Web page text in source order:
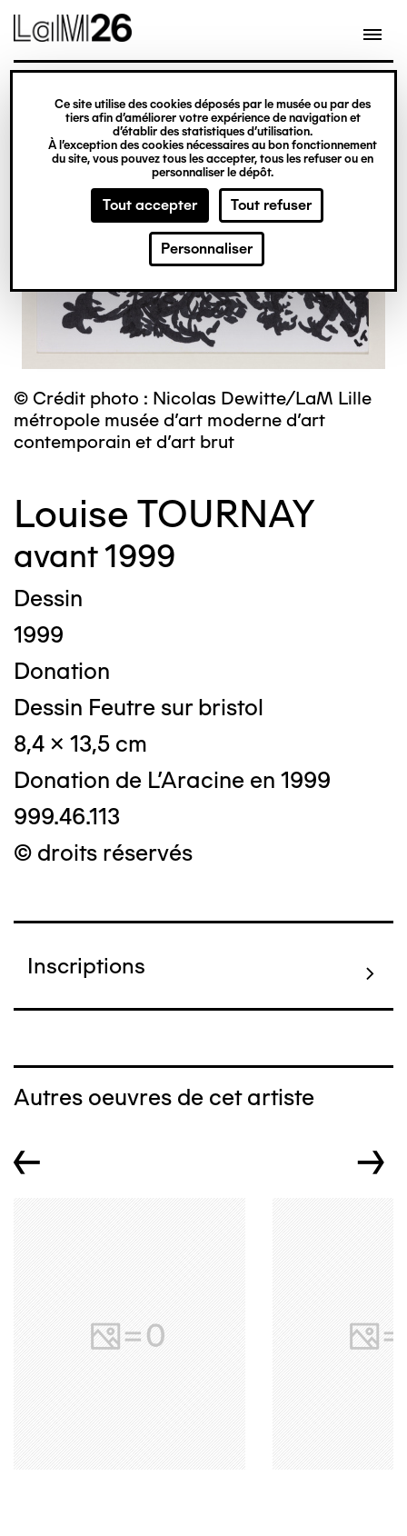
Gestion des cookies
Ce site utilise des cookies déposés par le musée ou par des
tiers afin d’améliorer votre expérience de navigation et
d’établir des statistiques d’utilisation.
À l’exception des cookies nécessaires au bon fonctionnement
du site, vous pouvez tous les accepter, tous les refuser ou en
personnaliser le dépôt.
Tout accepter Tout refuser
Personnaliser
contenu
© Crédit photo : Nicolas Dewitte/LaM Lille
métropole musée d’art moderne d’art
contemporain et d’art brut
Louise TOURNAY
avant 1999
Dessin
1999
Donation
Dessin Feutre sur bristol
8,4 x 13,5 cm
Donation de L'Aracine en 1999
999.46.113
© droits réservés
Inscriptions
Autres oeuvres de cet artiste
← →